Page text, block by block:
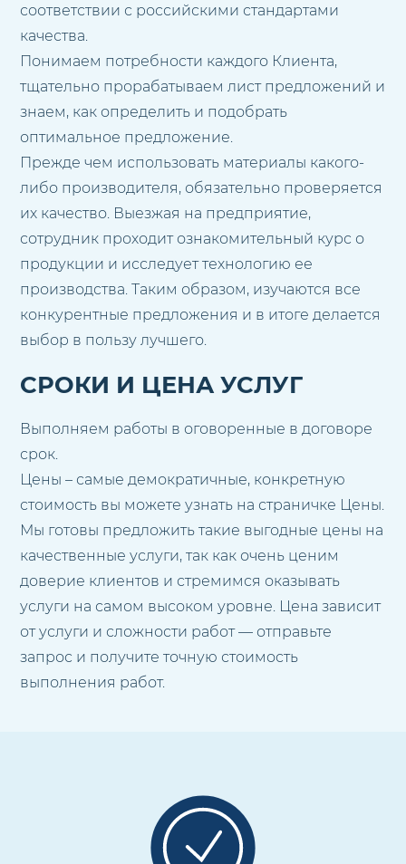
соответствии с российскими стандартами
качества.
Понимаем потребности каждого Клиента,
тщательно прорабатываем лист предложений и
знаем, как определить и подобрать
оптимальное предложение.
Прежде чем использовать материалы какого-
либо производителя, обязательно проверяется
их качество. Выезжая на предприятие,
сотрудник проходит ознакомительный курс о
продукции и исследует технологию ее
производства. Таким образом, изучаются все
конкурентные предложения и в итоге делается
выбор в пользу лучшего.
СРОКИ И ЦЕНА УСЛУГ
Выполняем работы в оговоренные в договоре
срок.
Цены – самые демократичные, конкретную
стоимость вы можете узнать на страничке Цены.
Мы готовы предложить такие выгодные цены на
качественные услуги, так как очень ценим
доверие клиентов и стремимся оказывать
услуги на самом высоком уровне. Цена зависит
от услуги и сложности работ — отправьте
запрос и получите точную стоимость
выполнения работ.